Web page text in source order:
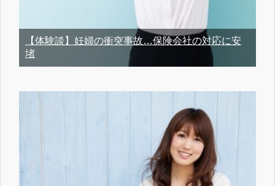
【体験談】妊婦の衝突事故…保険会社の対応に安
堵